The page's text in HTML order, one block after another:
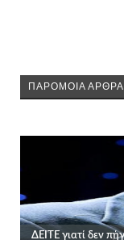
ΠΑΡΟΜΟΙΑ ΑΡΘΡΑ